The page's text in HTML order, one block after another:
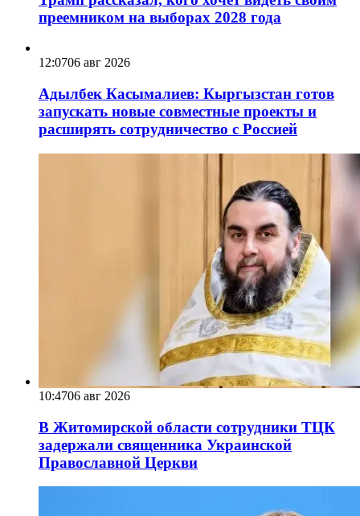
преемником на выборах 2028 года
12:0706 авг 2026
Адылбек Касымалиев: Кыргызстан готов
запускать новые совместные проекты и
расширять сотрудничество с Россией
10:4706 авг 2026
В Житомирской области сотрудники ТЦК
задержали священника Украинской
Православной Церкви